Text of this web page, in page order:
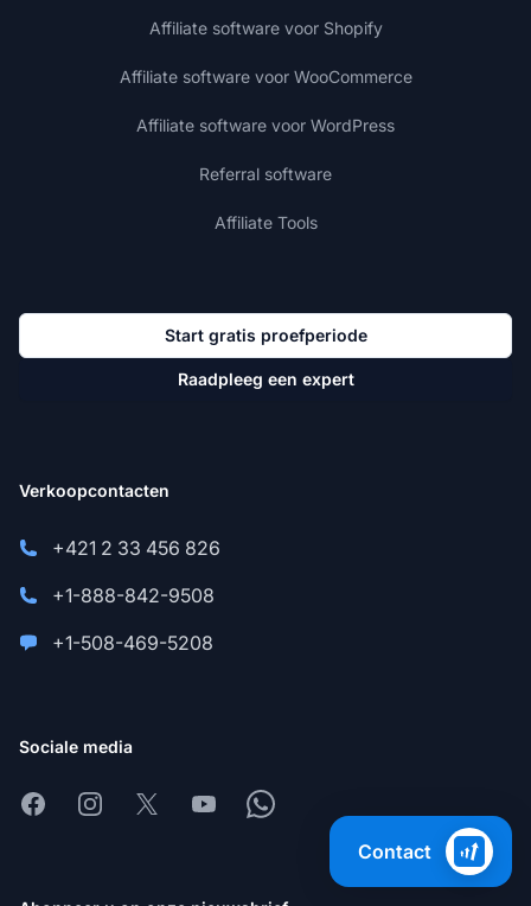
Affiliate software voor Shopify
Affiliate software voor WooCommerce
Affiliate software voor WordPress
Referral software
Affiliate Tools
Start gratis proefperiode
Raadpleeg een expert
Verkoopcontacten
+421 2 33 456 826
+1-888-842-9508
+1-508-469-5208
Sociale media
FacebookInstagram
X YoutubeWhatsapp
Contact